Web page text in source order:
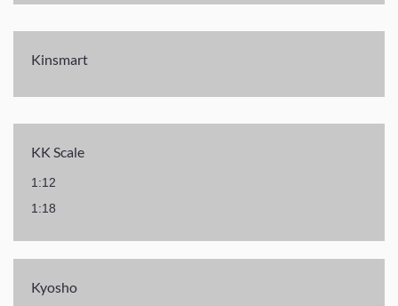
Kinsmart
KK Scale
1:12
1:18
Kyosho